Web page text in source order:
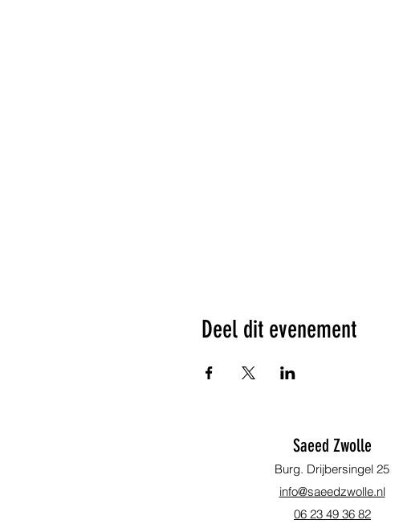
Deel dit evenement
Saeed Zwolle
Burg. Drijbersingel 25
info@saeedzwolle.nl
06 23 49 36 82